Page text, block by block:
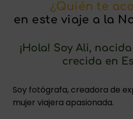
¿Quién te
en este viaje a la
¡Hola! Soy Ali,
crecida en
Soy fotógrafa, creadora de
mujer viajera apasionada.